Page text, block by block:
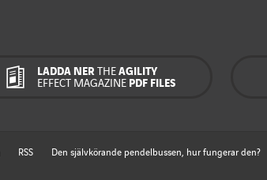
LADDA NERTHE AGILITY
EFFECT MAGAZINE PDF FILES
RSS Den självkörande pendelbussen, hur fungerar den?